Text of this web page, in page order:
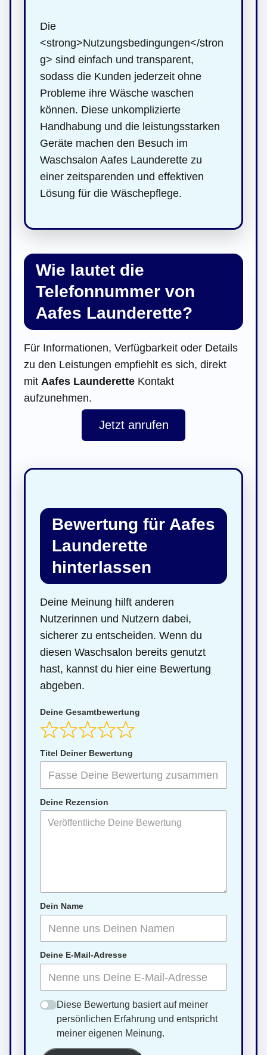
Die
<strong>Nutzungsbedingungen</stron
g> sind einfach und transparent,
sodass die Kunden jederzeit ohne
Probleme ihre Wäsche waschen
können. Diese unkomplizierte
Handhabung und die leistungsstarken
Geräte machen den Besuch im
Waschsalon Aafes Launderette zu
einer zeitsparenden und effektiven
Lösung für die Wäschepflege.
Wie lautet die
Telefonnummer von
Aafes Launderette?
Für Informationen, Verfügbarkeit oder Details
zu den Leistungen empfiehlt es sich, direkt
mit Aafes Launderette Kontakt
aufzunehmen.
Jetzt anrufen
Bewertung für Aafes
Launderette
hinterlassen
Deine Meinung hilft anderen
Nutzerinnen und Nutzern dabei,
sicherer zu entscheiden. Wenn du
diesen Waschsalon bereits genutzt
hast, kannst du hier eine Bewertung
abgeben.
Deine Gesamtbewertung
Titel Deiner Bewertung
Deine Rezension
Dein Name
Deine E-Mail-Adresse
Diese Bewertung basiert auf meiner
persönlichen Erfahrung und entspricht
meiner eigenen Meinung.